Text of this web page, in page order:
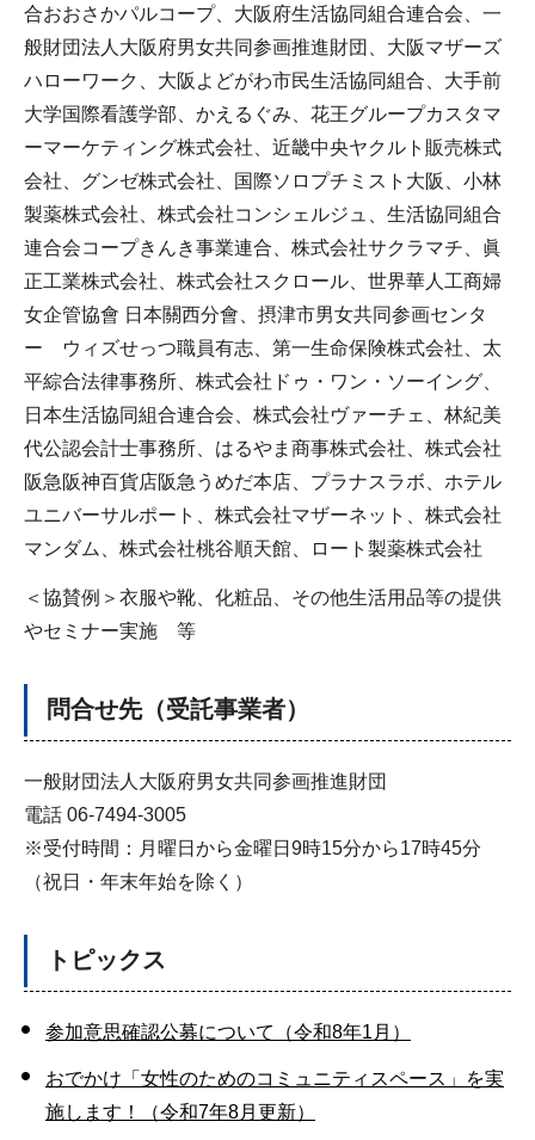
合おおさかパルコープ、大阪府生活協同組合連合会、一
般財団法人大阪府男女共同参画推進財団、大阪マザーズ
ハローワーク、大阪よどがわ市民生活協同組合、大手前
大学国際看護学部、かえるぐみ、花王グループカスタマ
ーマーケティング株式会社、近畿中央ヤクルト販売株式
会社、グンゼ株式会社、国際ソロプチミスト大阪、小林
製薬株式会社、株式会社コンシェルジュ、生活協同組合
連合会コープきんき事業連合、株式会社サクラマチ、眞
正工業株式会社、株式会社スクロール、世界華人工商婦
女企管協會 日本關西分會、摂津市男女共同参画センタ
ー ウィズせっつ職員有志、第一生命保険株式会社、太
平綜合法律事務所、株式会社ドゥ・ワン・ソーイング、
日本生活協同組合連合会、株式会社ヴァーチェ、林紀美
代公認会計士事務所、はるやま商事株式会社、株式会社
阪急阪神百貨店阪急うめだ本店、プラナスラボ、ホテル
ユニバーサルポート、株式会社マザーネット、株式会社
マンダム、株式会社桃谷順天館、ロート製薬株式会社
＜協賛例＞衣服や靴、化粧品、その他生活用品等の提供
やセミナー実施 等
問合せ先（受託事業者）
一般財団法人大阪府男女共同参画推進財団
電話 06-7494-3005
※受付時間：月曜日から金曜日9時15分から17時45分
（祝日・年末年始を除く）
トピックス
参加意思確認公募について（令和8年1月）
おでかけ「女性のためのコミュニティスペース」を実
施します！（令和7年8月更新）